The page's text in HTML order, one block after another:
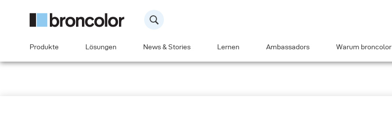
Produkte Lösungen News & Stories Lernen Ambassadors Warum broncolor